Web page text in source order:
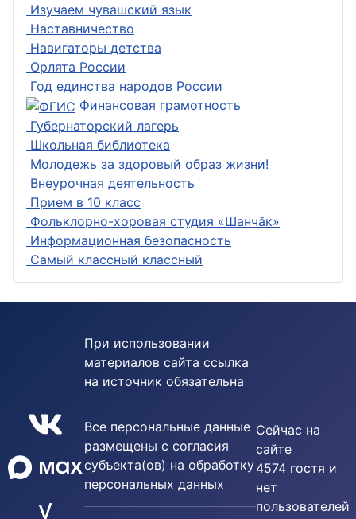
Изучаем чувашский язык
Наставничество
Навигаторы детства
Орлята России
Год единства народов России
Финансовая грамотность
Губернаторский лагерь
Школьная библиотека
Молодежь за здоровый образ жизни!
Внеурочная деятельность
Прием в 10 класс
Фольклорно-хоровая студия «Шанчӑк»
Информационная безопасность
Самый классный классный
При использовании
материалов сайта ссылка
на источник обязательна
Все персональные данные
размещены с согласия
субъекта(ов) на обработку
персональных данных
Сейчас на
сайте
4574 гостя и
нет
пользователей